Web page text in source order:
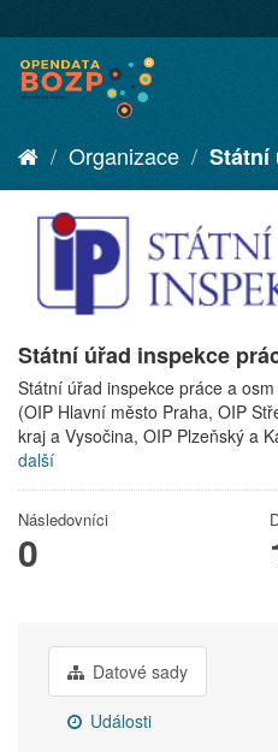
Organizace Státní
Státní úřad inspekce
Státní úřad inspekce práce a
(OIP Hlavní město Praha, OIP
kraj a Vysočina, OIP Plzeňský a
další
Následovníci
0
Datové sady
Události